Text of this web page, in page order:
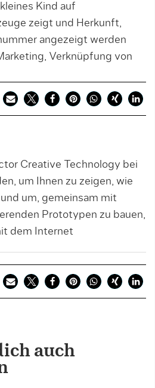
Kind auf
zeigt und Herkunft,
angezeigt werden
Verknüpfung von
Creative Technology bei
um Ihnen zu zeigen, wie
um, gemeinsam mit
Prototypen zu bauen,
dem Internet
auch